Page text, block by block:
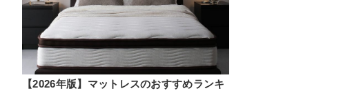
【2026年版】マットレスのおすすめランキ